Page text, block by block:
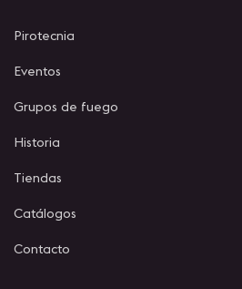
Pirotecnia
Eventos
Grupos de fuego
Historia
Tiendas
Catálogos
Contacto